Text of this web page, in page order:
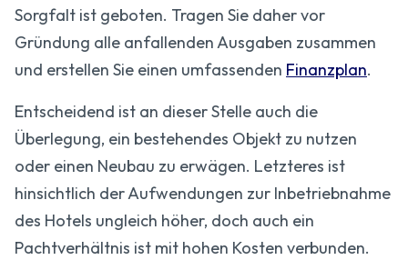
Sorgfalt ist geboten. Tragen Sie daher vor
Gründung alle anfallenden Ausgaben zusammen
und erstellen Sie einen umfassenden Finanzplan.
Entscheidend ist an dieser Stelle auch die
Überlegung, ein bestehendes Objekt zu nutzen
oder einen Neubau zu erwägen. Letzteres ist
hinsichtlich der Aufwendungen zur Inbetriebnahme
des Hotels ungleich höher, doch auch ein
Pachtverhältnis ist mit hohen Kosten verbunden.